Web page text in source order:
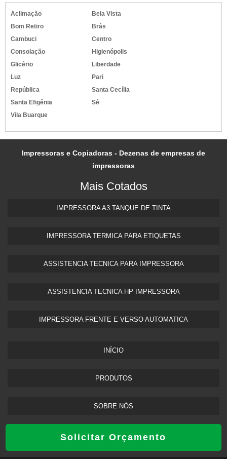
Solicitar Orçamento
TINTA PARA REFORMA DE PNEU
TINTA PARA TINGIR FIOS E CABOS
TINTA PIGMENTADA
TINTA PIGMENTADA BRANCA
TINTA PIGMENTADA IMPRESSORA
TINTA SOLVENTE PARA IMPRESSORA INDUSTRIAL
TINTA SUBLIMATICA INKTEC
Aclimação
Bela Vista
Bom Retiro
Brás
Cambuci
Centro
Consolação
Higienópolis
Glicério
Liberdade
Luz
Pari
República
Santa Cecília
Santa Efigênia
Sé
Vila Buarque
Impressoras e Copiadoras - Dezenas de empresas de
impressoras
Mais Cotados
IMPRESSORA A3 TANQUE DE TINTA​
IMPRESSORA TERMICA PARA ETIQUETAS​
ASSISTENCIA TECNICA PARA IMPRESSORA
ASSISTENCIA TECNICA HP IMPRESSORA​
IMPRESSORA FRENTE E VERSO AUTOMATICA
INÍCIO
PRODUTOS
SOBRE NÓS
MAPA DO SITE